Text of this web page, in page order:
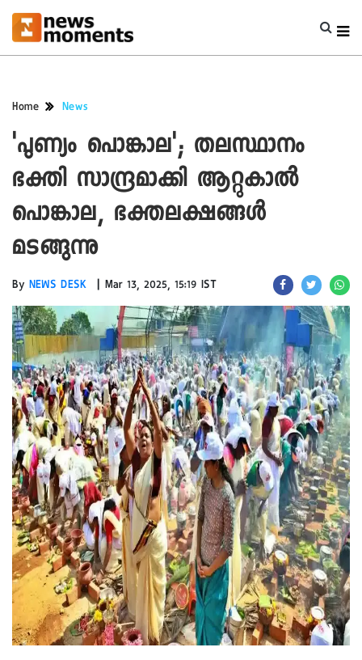
Home News
'പുണ്യം പൊങ്കാല'; തലസ്ഥാനം
ഭക്തി സാന്ദ്രമാക്കി ആറ്റുകാൽ
പൊങ്കാല, ഭക്തലക്ഷങ്ങൾ
മടങ്ങുന്നു
By NEWS DESK | Mar 13, 2025, 15:19 IST